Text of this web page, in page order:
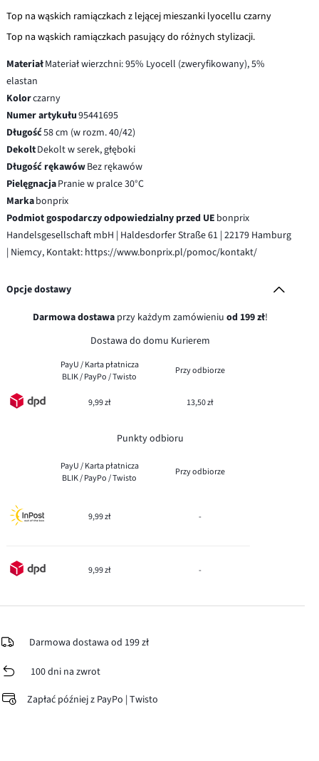
Top na wąskich ramiączkach z lejącej mieszanki lyocellu czarny
Top na wąskich ramiączkach pasujący do różnych stylizacji.
MateriałMateriał wierzchni: 95% Lyocell (zweryfikowany), 5%
elastan
Kolorczarny
Numer artykułu95441695
Długość58 cm (w rozm. 40/42)
DekoltDekolt w serek, głęboki
Długość rękawówBez rękawów
PielęgnacjaPranie w pralce 30°C
Markabonprix
Podmiot gospodarczy odpowiedzialny przed UE bonprix
Handelsgesellschaft mbH | Haldesdorfer Straße 61 | 22179 Hamburg
| Niemcy, Kontakt: https://www.bonprix.pl/pomoc/kontakt/
Opcje dostawy
Darmowa dostawaprzy każdym zamówieniu od 199 zł!
Dostawa do domu Kurierem
PayU / Karta płatnicza
BLIK / PayPo / Twisto
Przy odbiorze
9,99 zł 13,50 zł
Punkty odbioru
PayU / Karta płatnicza
BLIK / PayPo / Twisto
Przy odbiorze
9,99 zł -
9,99 zł -
Darmowa dostawa od 199 zł
100 dni na zwrot
Zapłać później z PayPo | Twisto